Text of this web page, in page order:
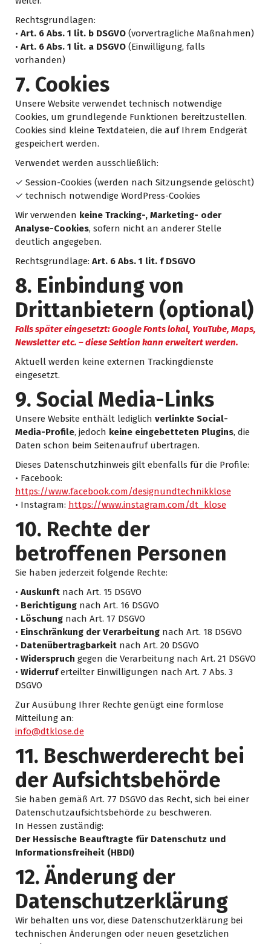
Rechtsgrundlagen:
• Art. 6 Abs. 1 lit. b DSGVO (vorvertragliche Maßnahmen)
• Art. 6 Abs. 1 lit. a DSGVO (Einwilligung, falls
vorhanden)
7. Cookies
Unsere Website verwendet technisch notwendige
Cookies, um grundlegende Funktionen bereitzustellen.
Cookies sind kleine Textdateien, die auf Ihrem Endgerät
gespeichert werden.
Verwendet werden ausschließlich:
✓ Session-Cookies (werden nach Sitzungsende gelöscht)
✓ technisch notwendige WordPress-Cookies
Wir verwenden keine Tracking-, Marketing- oder
Analyse-Cookies, sofern nicht an anderer Stelle
deutlich angegeben.
Rechtsgrundlage: Art. 6 Abs. 1 lit. f DSGVO
8. Einbindung von
Drittanbietern (optional)
Falls später eingesetzt: Google Fonts lokal, YouTube, Maps,
Newsletter etc. – diese Sektion kann erweitert werden.
Aktuell werden keine externen Trackingdienste
eingesetzt.
9. Social Media-Links
Unsere Website enthält lediglich verlinkte Social-
Media-Profile, jedoch keine eingebetteten Plugins, die
Daten schon beim Seitenaufruf übertragen.
Dieses Datenschutzhinweis gilt ebenfalls für die Profile:
• Facebook:
https://www.facebook.com/designundtechnikklose
• Instagram: https://www.instagram.com/dt_klose
10. Rechte der
betroffenen Personen
Sie haben jederzeit folgende Rechte:
• Auskunft nach Art. 15 DSGVO
• Berichtigung nach Art. 16 DSGVO
• Löschung nach Art. 17 DSGVO
• Einschränkung der Verarbeitung nach Art. 18 DSGVO
• Datenübertragbarkeit nach Art. 20 DSGVO
• Widerspruch gegen die Verarbeitung nach Art. 21 DSGVO
• Widerruferteilter Einwilligungen nach Art. 7 Abs. 3
DSGVO
Zur Ausübung Ihrer Rechte genügt eine formlose
Mitteilung an:
info@dtklose.de
11. Beschwerderecht bei
der Aufsichtsbehörde
Sie haben gemäß Art. 77 DSGVO das Recht, sich bei einer
Datenschutzaufsichtsbehörde zu beschweren.
In Hessen zuständig:
Der Hessische Beauftragte für Datenschutz und
Informationsfreiheit (HBDI)
12. Änderung der
Datenschutzerklärung
Wir behalten uns vor, diese Datenschutzerklärung bei
technischen Änderungen oder neuen gesetzlichen